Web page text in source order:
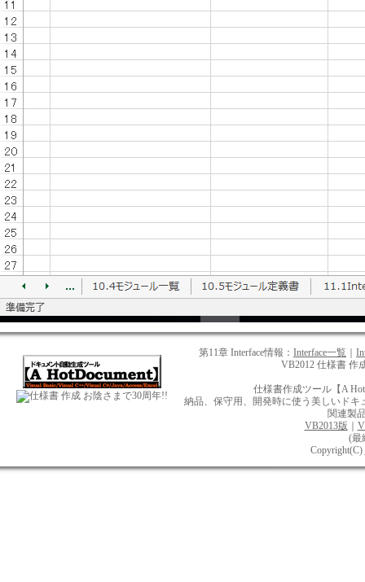
お陰さまで30周年!!
第11章 Interface情報： Interface一覧
VB2012 仕様書 作
仕様書作成ツール【A
納品、保守用、開発時に使う美しいドキ
関連製
VB2013版
(最
Copyright(C)